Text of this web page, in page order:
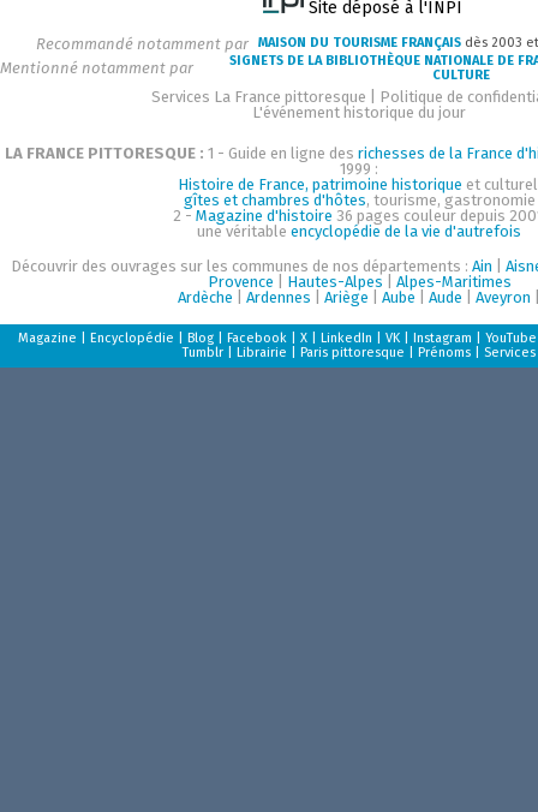
Site déposé à l'INPI
Recommandé notamment par MAISON DU TOURISME FRANÇAIS dès 2003
Mentionné notamment par
SIGNETS DE LA BIBLIOTHÈQUE NATIONALE DE
CULTURE
Services La France pittoresque
Politique de
L'événement historique du jour
LA FRANCE PITTORESQUE : 1 - Guide en ligne des richesses de la France
1999 :
Histoire de France, patrimoine historique et
gîtes et chambres d'hôtes, tourisme, gastronomie
2 - Magazine d'histoire 36 pages couleur depuis
une véritableencyclopédie de la vie d'autrefois
Découvrir des ouvrages sur les communes de nos départements :Ain |
Provence
Hautes-Alpes
Alpes-Maritimes
Ardèche |Ardennes |Ariège |Aube |Aude |Aveyron
Magazine |Encyclopédie |Blog |Facebook |X |LinkedIn |VK |Instagram |YouTube
Tumblr |Librairie |Paris pittoresque |Prénoms Services